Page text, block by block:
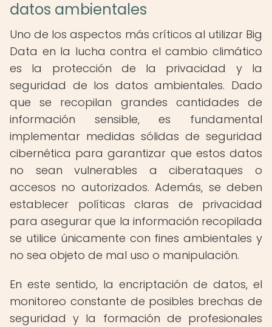
datos ambientales
Uno de los aspectos más críticos al utilizar Big
Data en la lucha contra el cambio climático
es la protección de la privacidad y la
seguridad de los datos ambientales. Dado
que se recopilan grandes cantidades de
información sensible, es fundamental
implementar medidas sólidas de seguridad
cibernética para garantizar que estos datos
no sean vulnerables a ciberataques o
accesos no autorizados. Además, se deben
establecer políticas claras de privacidad
para asegurar que la información recopilada
se utilice únicamente con fines ambientales y
no sea objeto de mal uso o manipulación.
En este sentido, la encriptación de datos, el
monitoreo constante de posibles brechas de
seguridad y la formación de profesionales